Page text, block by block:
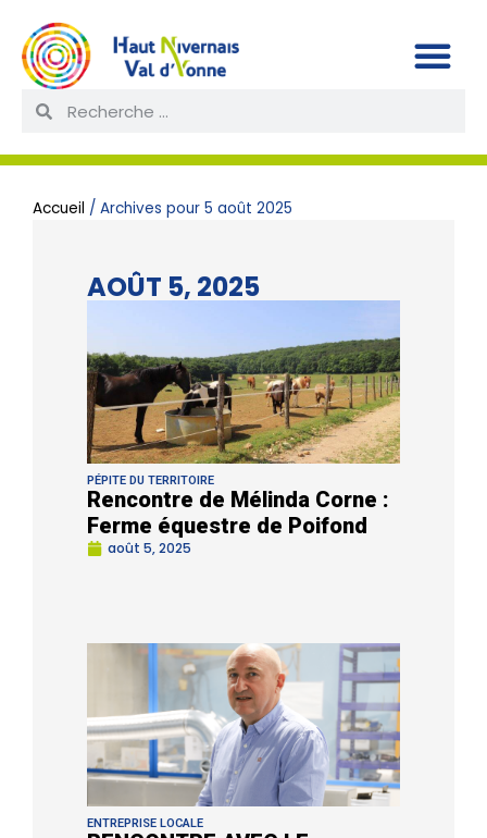
Accueil / Archives pour 5 août 2025
AOÛT 5, 2025
PÉPITE DU TERRITOIRE
Rencontre de Mélinda Corne :
Ferme équestre de Poifond
août 5, 2025
ENTREPRISE LOCALE